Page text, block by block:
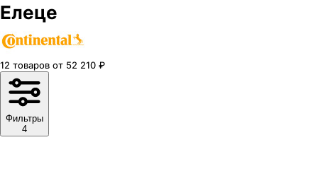
Елеце
12 товаров от 52 210 ₽
Фильтры
4